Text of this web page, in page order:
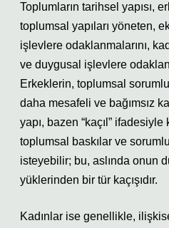
Toplumların tarihsel yapısı,
toplumsal yapıları yöneten,
işlevlere odaklanmalarını,
ve duygusal işlevlere
Erkeklerin, toplumsal
daha mesafeli ve bağımsız
yapı, bazen “kaçıl”
toplumsal baskılar ve
isteyebilir; bu, aslında onun
yüklerinden bir tür kaçışıdır.
Kadınlar ise genellikle,